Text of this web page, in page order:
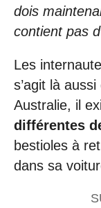
dois
contient pas
Les
s’agit là aussi
Australie, il
différentes
bestioles à
dans sa